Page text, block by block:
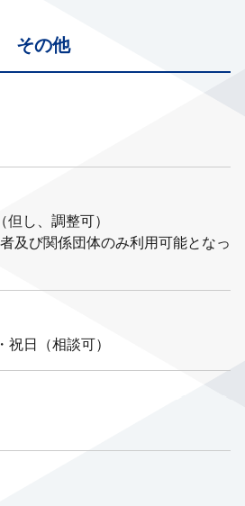
その他
し、調整可）
及び関係団体のみ利用可能となっ
祝日（相談可）